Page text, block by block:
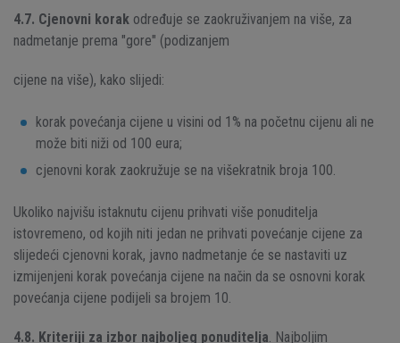
4.7. Cjenovni korak određuje se zaokruživanjem na više, za
nadmetanje prema "gore" (podizanjem
cijene na više), kako slijedi:
korak povećanja cijene u visini od 1% na početnu cijenu ali ne
može biti niži od 100 eura;
cjenovni korak zaokružuje se na višekratnik broja 100.
Ukoliko najvišu istaknutu cijenu prihvati više ponuditelja
istovremeno, od kojih niti jedan ne prihvati povećanje cijene za
slijedeći cjenovni korak, javno nadmetanje će se nastaviti uz
izmijenjeni korak povećanja cijene na način da se osnovni korak
povećanja cijene podijeli sa brojem 10.
4.8. Kriteriji za izbor najboljeg ponuditelja. Najboljim